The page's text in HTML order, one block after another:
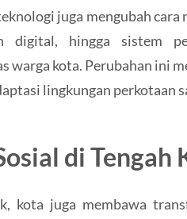
juga mengubah
digital, hingga sistem
warga kota. Perubahan ini
lingkungan perkotaan
di Tengah
kota juga membawa